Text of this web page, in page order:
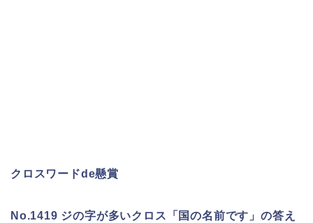
クロスワードde懸賞
No.1419 ジの字が多いクロス「国の名前です」の答え